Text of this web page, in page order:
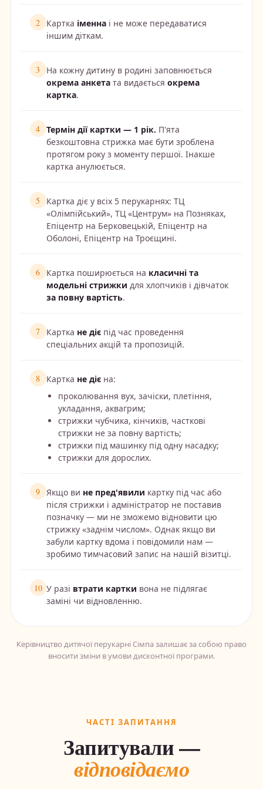
2 Картка іменнаі не може передаватися
іншим діткам.
3
На кожну дитину в родині заповнюється
окрема анкетата видається окрема
картка.
4 Термін дії картки — 1 рік. П'ята
безкоштовна стрижка має бути зроблена
протягом року з моменту першої. Інакше
картка анулюється.
5
Картка діє у всіх 5 перукарнях: ТЦ
«Олімпійський», ТЦ «Центрум» на Позняках,
Епіцентр на Берковецькій, Епіцентр на
Оболоні, Епіцентр на Троєщині.
6 Картка поширюється на класичні та
модельні стрижки для хлопчиків і дівчаток
за повну вартість.
7 Картка не дієпід час проведення
спеціальних акцій та пропозицій.
8 Картка не дієна:
проколювання вух, зачіски, плетіння,
укладання, аквагрим;
стрижки чубчика, кінчиків, часткові
стрижки не за повну вартість;
стрижки під машинку під одну насадку;
стрижки для дорослих.
9 Якщо ви не пред'явили картку під час або
після стрижки і адміністратор не поставив
позначку — ми не зможемо відновити цю
стрижку «заднім числом». Однак якщо ви
забули картку вдома і повідомили нам —
зробимо тимчасовий запис на нашій візитці.
10 У разі втрати картки вона не підлягає
заміні чи відновленню.
Керівництво дитячої перукарні Сімпа залишає за собою право
вносити зміни в умови дисконтної програми.
ЧАСТІ ЗАПИТАННЯ
Запитували —
відповідаємо